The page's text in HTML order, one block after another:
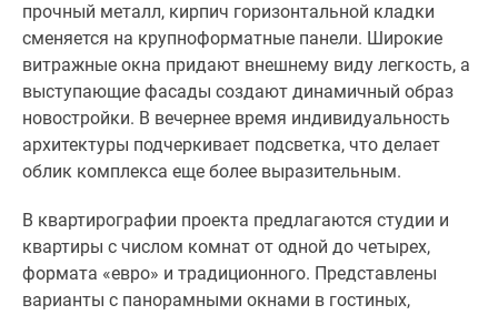
прочный металл, кирпич горизонтальной кладки
сменяется на крупноформатные панели. Широкие
витражные окна придают внешнему виду легкость, а
выступающие фасады создают динамичный образ
новостройки. В вечернее время индивидуальность
архитектуры подчеркивает подсветка, что делает
облик комплекса еще более выразительным.
В квартирографии проекта предлагаются студии и
квартиры с числом комнат от одной до четырех,
формата «евро» и традиционного. Представлены
варианты с панорамными окнами в гостиных,